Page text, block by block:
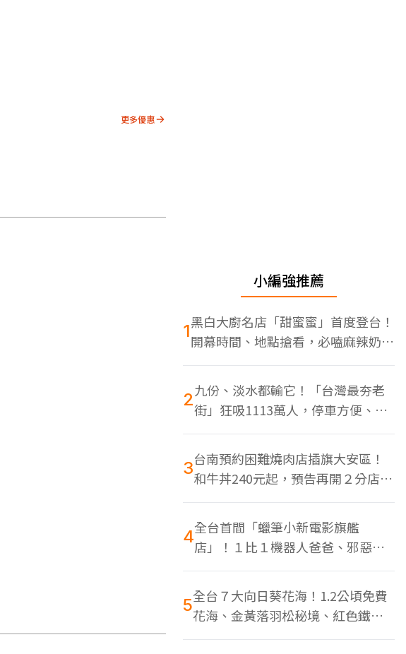
更多優惠
小編強推薦
1黑白大廚名店「甜蜜蜜」首度登台！
開幕時間、地點搶看，必嗑麻辣奶油
蝦
2九份、淡水都輸它！「台灣最夯老
街」狂吸1113萬人，停車方便、特
色美食多
3台南預約困難燒肉店插旗大安區！
和牛丼240元起，預告再開２分店、
地點曝光
4全台首間「蠟筆小新電影旗艦
店」！１比１機器人爸爸、邪惡正
男，百款周邊買翻
5全台７大向日葵花海！1.2公頃免費
花海、金黃落羽松秘境、紅色鐵橋
同框